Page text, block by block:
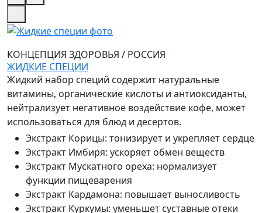
КОНЦЕПЦИЯ ЗДОРОВЬЯ / РОССИЯ
ЖИДКИЕ СПЕЦИИ
Жидкий набор специй содержит натуральные
витамины, органические кислоты и антиоксиданты,
нейтрализует негативное воздействие кофе, может
использоваться для блюд и десертов.
Экстракт Корицы: тонизирует и укрепляет сердце
Экстракт Имбиря: ускоряет обмен веществ
Экстракт Мускатного ореха: нормализует
функции пищеварения
Экстракт Кардамона: повышает выносливость
Экстракт Куркумы: уменьшет суставные отеки